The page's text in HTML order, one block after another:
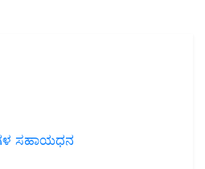
ಸಹಾಯಧನ